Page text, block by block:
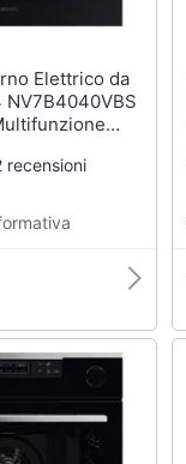
NV7B4040VBS
Colore Acciaio
recensioni